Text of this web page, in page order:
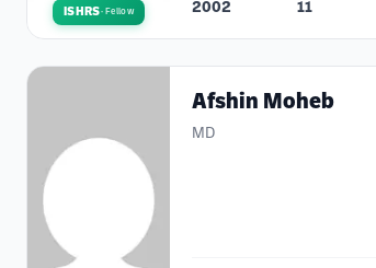
ISHRS· Fellow 2002 11
Afshin Moheb
MD